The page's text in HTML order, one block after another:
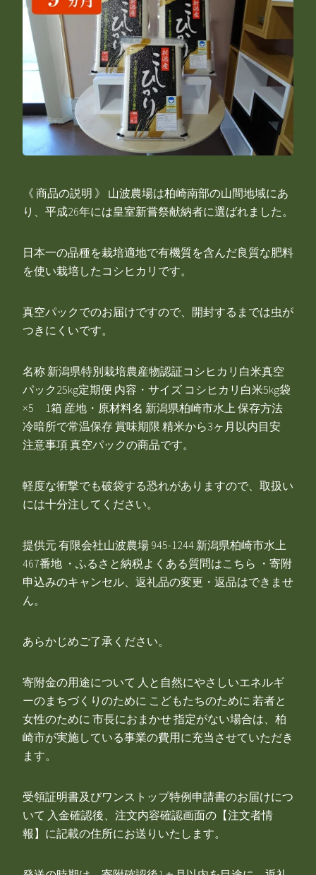
《 商品の説明 》 山波農場は柏崎南部の山間地域にあ
り、平成26年には皇室新嘗祭献納者に選ばれました。
日本一の品種を栽培適地で有機質を含んだ良質な肥料
を使い栽培したコシヒカリです。
真空パックでのお届けですので、開封するまでは虫が
つきにくいです。
名称 新潟県特別栽培農産物認証コシヒカリ白米真空
パック25kg定期便 内容・サイズ コシヒカリ白米5kg袋
×5 1箱 産地・原材料名 新潟県柏崎市水上 保存方法
冷暗所で常温保存 賞味期限 精米から3ヶ月以内目安
注意事項 真空パックの商品です。
軽度な衝撃でも破袋する恐れがありますので、取扱い
には十分注してください。
提供元 有限会社山波農場 945-1244 新潟県柏崎市水上
467番地 ・ふるさと納税よくある質問はこちら ・寄附
申込みのキャンセル、返礼品の変更・返品はできませ
ん。
あらかじめご了承ください。
寄附金の用途について 人と自然にやさしいエネルギ
ーのまちづくりのために こどもたちのために 若者と
女性のために 市長におまかせ 指定がない場合は、柏
崎市が実施している事業の費用に充当させていただき
ます。
受領証明書及びワンストップ特例申請書のお届けにつ
いて 入金確認後、注文内容確認画面の【注文者情
報】に記載の住所にお送りいたします。